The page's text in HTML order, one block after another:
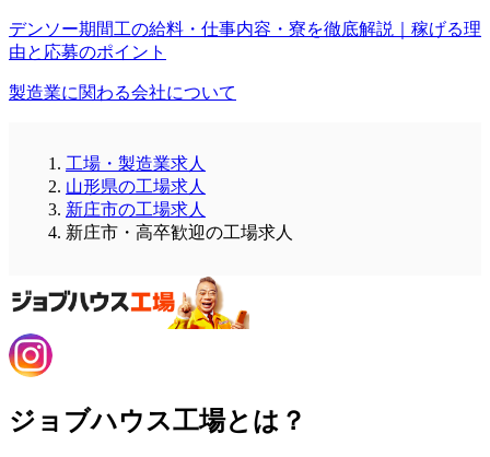
デンソー期間工の給料・仕事内容・寮を徹底解説｜稼げる理
由と応募のポイント
製造業に関わる会社について
工場・製造業求人
山形県の工場求人
新庄市の工場求人
新庄市・高卒歓迎の工場求人
ジョブハウス工場とは？